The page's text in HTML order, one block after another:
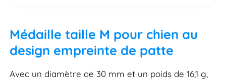
Médaille taille M pour chien au
design empreinte de patte
Avec un diamètre de 30 mm et un poids de 16,1 g,